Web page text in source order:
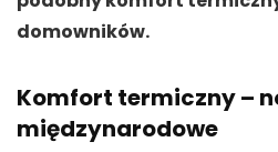
domowników.
Komfort termiczny –
międzynarodowe